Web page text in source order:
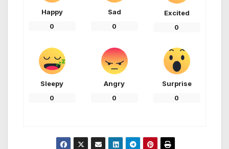
Happy
0
Sad
0
Excited
0
Sleepy
0
Angry
0
Surprise
0